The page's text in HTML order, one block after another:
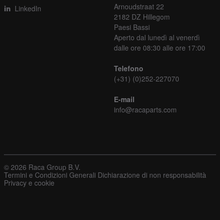
LinkedIn
Arnoudstraat 22
2182 DZ Hillegom
Paesi Bassi
Aperto dal lunedì al venerdì
dalle ore 08:30 alle ore 17:00
Telefono
(+31) (0)252-227070
E-mail
info@racaparts.com
© 2026 Raca Group B.V.
Termini e Condizioni Generali Dichiarazione di non responsabilità
Privacy e cookie